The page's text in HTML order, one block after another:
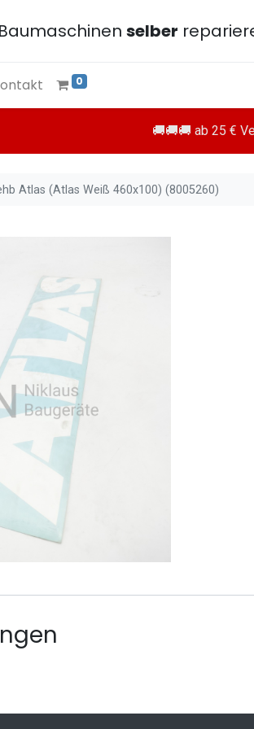
Baumaschinen selber
0
🚚🚚🚚 ab 25 €
Atlas (Atlas Weiß 460x100) (8005260)